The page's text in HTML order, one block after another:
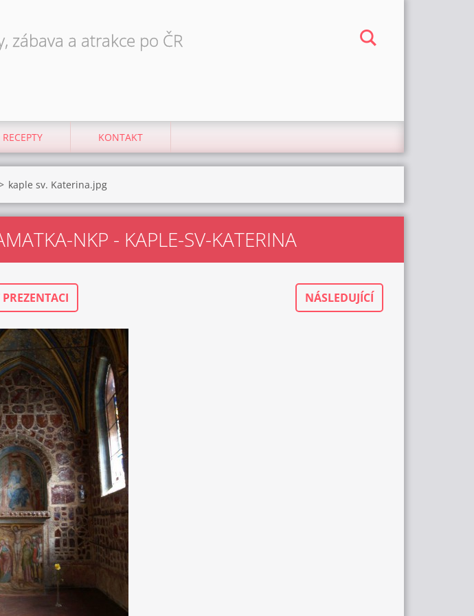
zábava a atrakce po ČR
RECEPTY KONTAKT
kaple sv. Katerina.jpg
NKP - KAPLE-SV-KATERINA
NÁSLEDUJÍCÍ